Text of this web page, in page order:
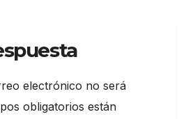
electrónico no será
obligatorios están